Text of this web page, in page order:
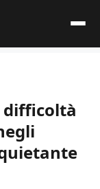
difficoltà